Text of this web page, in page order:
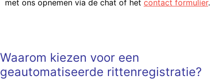
met ons opnemen via de chat of het contact formulier.
Waarom kiezen voor een
geautomatiseerde rittenregistratie?